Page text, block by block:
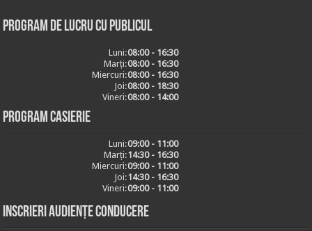
Program de lucru cu publicul
Luni:08:00 - 16:30
Marți:08:00 - 16:30
Miercuri:08:00 - 16:30
Joi:08:00 - 18:30
Vineri:08:00 - 14:00
Program casierie
Luni:09:00 - 11:00
Marți:14:30 - 16:30
Miercuri:09:00 - 11:00
Joi:14:30 - 16:30
Vineri:09:00 - 11:00
Inscrieri audiențe conducere